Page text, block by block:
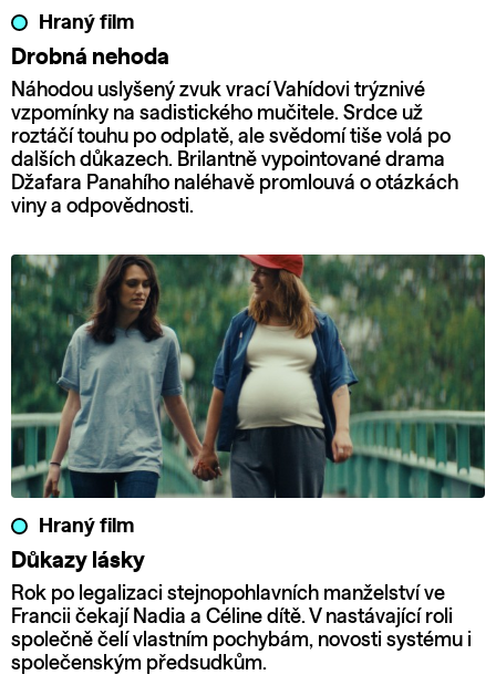
Hraný film
Drobná nehoda
Náhodou uslyšený zvuk vrací Vahídovi trýznivé
vzpomínky na sadistického mučitele. Srdce už
roztáčí touhu po odplatě, ale svědomí tiše volá po
dalších důkazech. Brilantně vypointované drama
Džafara Panahího naléhavě promlouvá o otázkách
viny a odpovědnosti.
Hraný film
Důkazy lásky
Rok po legalizaci stejnopohlavních manželství ve
Francii čekají Nadia a Céline dítě. V nastávající roli
společně čelí vlastním pochybám, novosti systému i
společenským předsudkům.